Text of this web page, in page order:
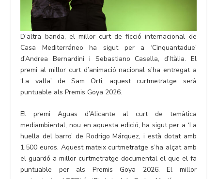
D’altra banda, el millor curt de ficció internacional de
Casa Mediterráneo ha sigut per a ‘Cinquantadue’
d’Andrea Bernardini i Sebastiano Casella, d’Itàlia. El
premi al millor curt d’animació nacional s’ha entregat a
‘La valla’ de Sam Orti, aquest curtmetratge serà
puntuable als Premis Goya 2026.
El premi Aguas d’Alicante al curt de temàtica
mediambiental, nou en aquesta edició, ha sigut per a ‘La
huella del barro’ de Rodrigo Márquez, i està dotat amb
1.500 euros. Aquest mateix curtmetratge s’ha alçat amb
el guardó a millor curtmetratge documental el que el fa
puntuable per als Premis Goya 2026. El millor